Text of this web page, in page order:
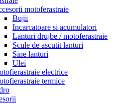
motoferastraie
Bujii
Incarcatoare si acumulatori
Lanturi drujbe / motoferastraie
Scule de ascutit lanturi
Sine lanturi
Ulei
electrice
termice